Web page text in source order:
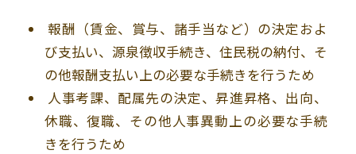
報酬（賃金、賞与、諸手当など）の決定およ
び支払い、源泉徴収手続き、住民税の納付、そ
の他報酬支払い上の必要な手続きを行うため
人事考課、配属先の決定、昇進昇格、出向、
休職、復職、その他人事異動上の必要な手続
きを行うため